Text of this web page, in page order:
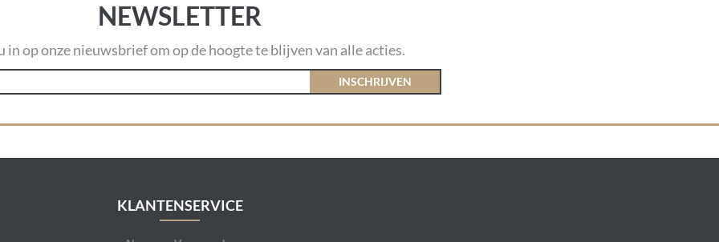
NEWSLETTER
in op onze nieuwsbrief om op de hoogte te blijven van alle acties.
INSCHRIJVEN
KLANTENSERVICE